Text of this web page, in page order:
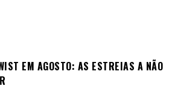
EM AGOSTO: AS ESTREIAS A NÃO